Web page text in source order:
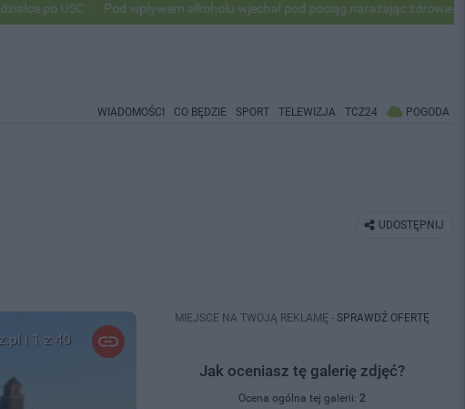
Pod wpływem alkoholu wjechał pod pociąg narażając zdrowie i życie ok 500
WIADOMOŚCI CO BĘDZIE SPORT TELEWIZJA TCZ24 POGODA
UDOSTĘPNIJ
| 1 z 40
MIEJSCE NA TWOJĄ REKLAMĘ - SPRAWDŹ OFERTĘ
Jak oceniasz tę galerię zdjęć?
Ocena ogólna tej galerii: 2